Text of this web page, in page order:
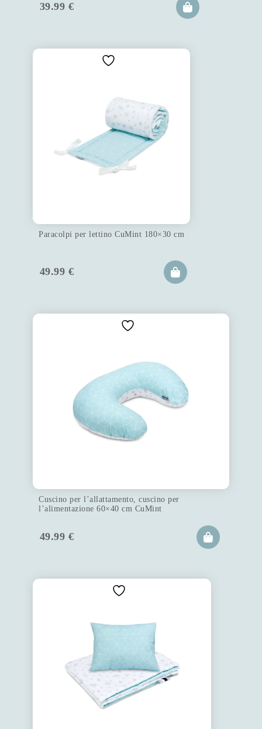
39.99 €
Paracolpi per lettino CuMint 180×30 cm
49.99 €
Cuscino per l’allattamento, cuscino per
l’alimentazione 60×40 cm CuMint
49.99 €